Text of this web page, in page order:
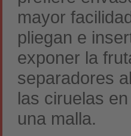
mayor
pliegan e
exponer la
separadores
las ciruelas
una malla.